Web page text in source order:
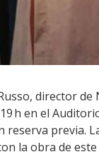
director
h en el
reserva
la obra de